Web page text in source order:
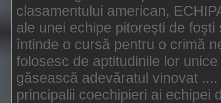
clasamentului american,
ale unei echipe pitoreşti de
întinde o cursă pentru o crimă
folosesc de aptitudinile lor
găsească adevăratul vinovat
principalii coechipieri ai echipei